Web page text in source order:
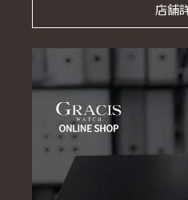
店舗